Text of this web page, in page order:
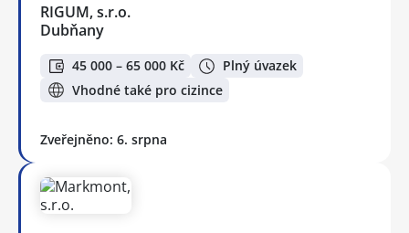
RIGUM, s.r.o.
Dubňany
45 000 – 65 000 Kč
Plný úvazek
Vhodné také pro cizince
Zveřejněno: 6. srpna